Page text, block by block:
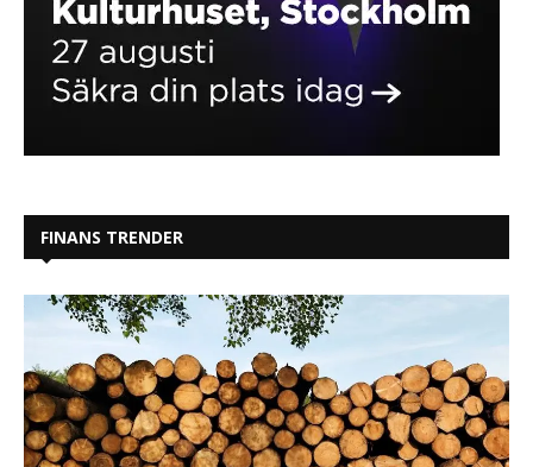
FINANS TRENDER